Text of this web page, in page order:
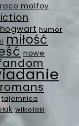
malfoy
hogwart humor
miłość
nowe
romans
tajemnica
wilkołaki